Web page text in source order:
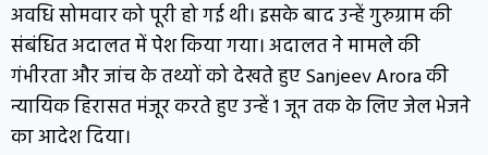
अवधि सोमवार को पूरी हो गई थी। इसके बाद उन्हें गुरुग्राम की
संबंधित अदालत में पेश किया गया। अदालत ने मामले की
गंभीरता और जांच के तथ्यों को देखते हुए Sanjeev Arora की
न्यायिक हिरासत मंजूर करते हुए उन्हें 1 जून तक के लिए जेल भेजने
का आदेश दिया।